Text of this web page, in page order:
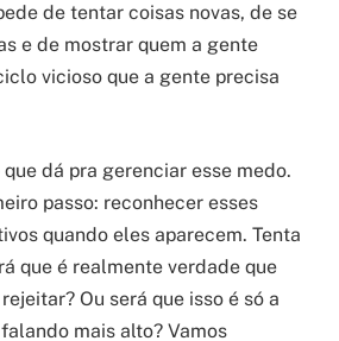
de tentar coisas novas, de se
e de mostrar quem a gente
vicioso que a gente precisa
dá pra gerenciar esse medo.
passo: reconhecer esses
quando eles aparecem. Tenta
que é realmente verdade que
Ou será que isso é só a
mais alto? Vamos